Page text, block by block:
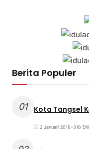
Berita Populer
01 Kota Tangsel
2 Januari 2018•318